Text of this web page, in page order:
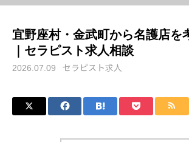
宜野座村・金武町から名護店を
｜セラピスト求人相談
2026.07.09 セラピスト求人